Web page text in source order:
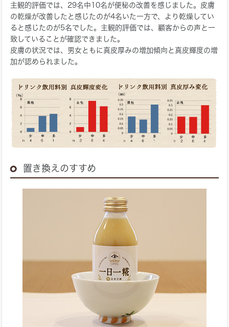
主観的評価では、29名中10名が便秘の改善を感じました。皮膚
の乾燥が改善したと感じたのが4名いた一方で、より乾燥してい
ると感じたのが5名でした。主観的評価では、顧客からの声と一
致していることが確認できました。
皮膚の状況では、男女ともに真皮厚みの増加傾向と真皮輝度の増
加が認められました。
置き換えのすすめ